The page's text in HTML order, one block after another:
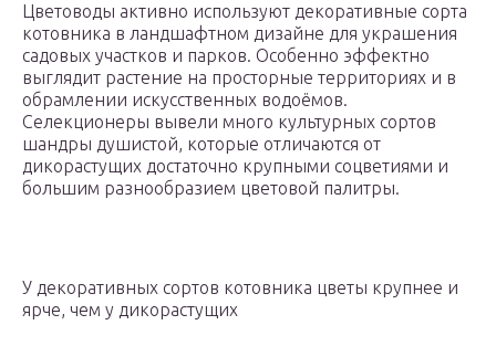
Цветоводы активно используют декоративные сорта
котовника в ландшафтном дизайне для украшения
садовых участков и парков. Особенно эффектно
выглядит растение на просторные территориях и в
обрамлении искусственных водоёмов.
Селекционеры вывели много культурных сортов
шандры душистой, которые отличаются от
дикорастущих достаточно крупными соцветиями и
большим разнообразием цветовой палитры.
У декоративных сортов котовника цветы крупнее и
ярче, чем у дикорастущих